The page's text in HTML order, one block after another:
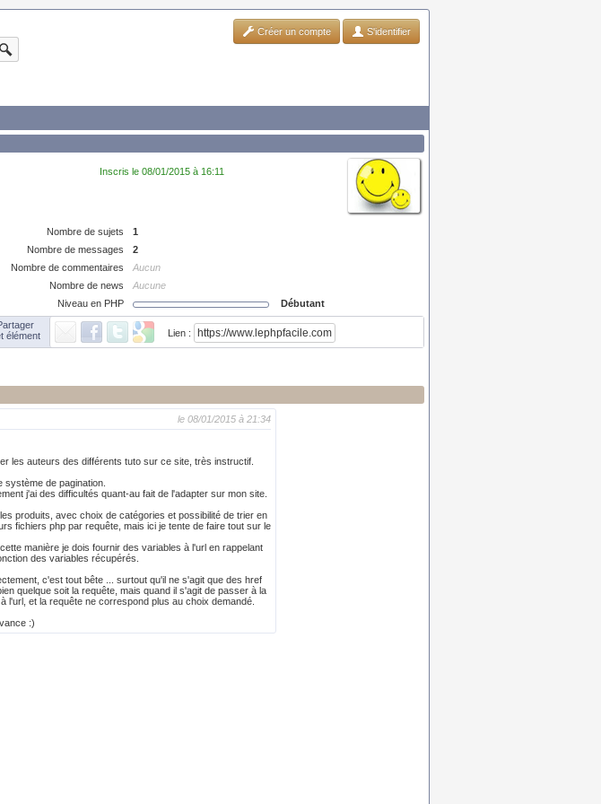
Créer un compte S'identifier
Inscris le 08/01/2015 à 16:11
Nombre de sujets
1
Nombre de messages
2
Nombre de commentaires
Aucun
Nombre de news
Aucune
Niveau en PHP
Débutant
élément
Lien :
le 08/01/2015 à 21:34
les auteurs des différents tuto sur ce site, très instructif.
de pagination.
j'ai des difficultés quant-au fait de l'adapter sur mon site.
produits, avec choix de catégories et possibilité de trier en
fichiers php par requête, mais ici je tente de faire tout sur le
manière je dois fournir des variables à l'url en rappelant
des variables récupérés.
c'est tout bête ... surtout qu'il ne s'agit que des href
quelque soit la requête, mais quand il s'agit de passer à la
et la requête ne correspond plus au choix demandé.
:)